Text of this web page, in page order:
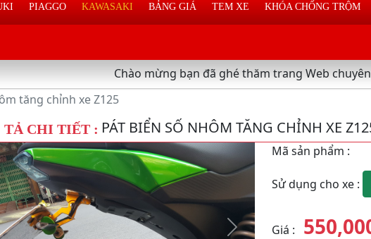
PIAGGO KAWASAKI BẢNG GIÁ TEM XE KHÓA CHỐNG TRỘM
Chào mừng bạn đã ghé thăm trang Web chuyên cung
tăng chỉnh xe Z125
CHI TIẾT : PÁT BIỂN SỐ NHÔM TĂNG CHỈNH XE
Tiếp
Mã sản phẩm :
Sử dụng cho xe :
Giá :